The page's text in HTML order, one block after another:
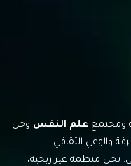
ومجتمع علم النفس وحل
والوعي الثقافي
نحن منظمة غير ربحية،